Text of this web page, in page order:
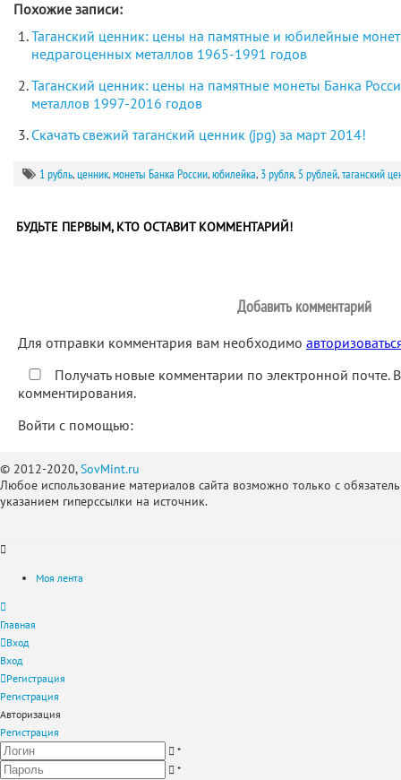
Похожие записи:
Таганский ценник: цены на памятные и юбилейные
недрагоценных металлов 1965-1991 годов
Таганский ценник: цены на памятные монеты Банка
металлов 1997-2016 годов
Скачать свежий таганский ценник (jpg) за март 2014!
1 рубль,ценник,монеты Банка России,юбилейка, 3 рубля, 5 рублей,таганский
БУДЬТЕ ПЕРВЫМ, КТО ОСТАВИТ КОММЕНТАРИЙ!
Добавить комментарий
Для отправки комментария вам необходимо
Получать новые комментарии по электронной почте.
комментирования.
Войти с помощью:
© 2012-2020,SovMint.ru
Любое использование материалов сайта возможно только с
указанием гиперссылки на источник.
Моя лента
Главная
Вход
Вход
Регистрация
Регистрация
Авторизация
Регистрация
*
*